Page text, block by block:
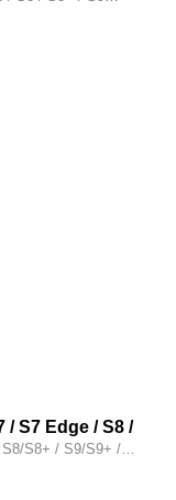
S7 Edge / S8 /
-
S8/S8+ / S9/S9+ /…